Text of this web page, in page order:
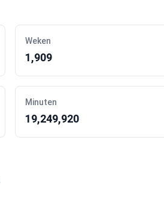
Weken
1,909
Minuten
19,249,920